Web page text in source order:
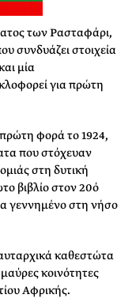
των Ρασταφάρι,
συνδυάζει στοιχεία
μία
για πρώτη
φορά το 1924,
που στόχευαν
στη δυτική
βιβλίο στον 20ό
γεννημένο στη νήσο
καθεστώτα
κοινότητες
Αφρικής.